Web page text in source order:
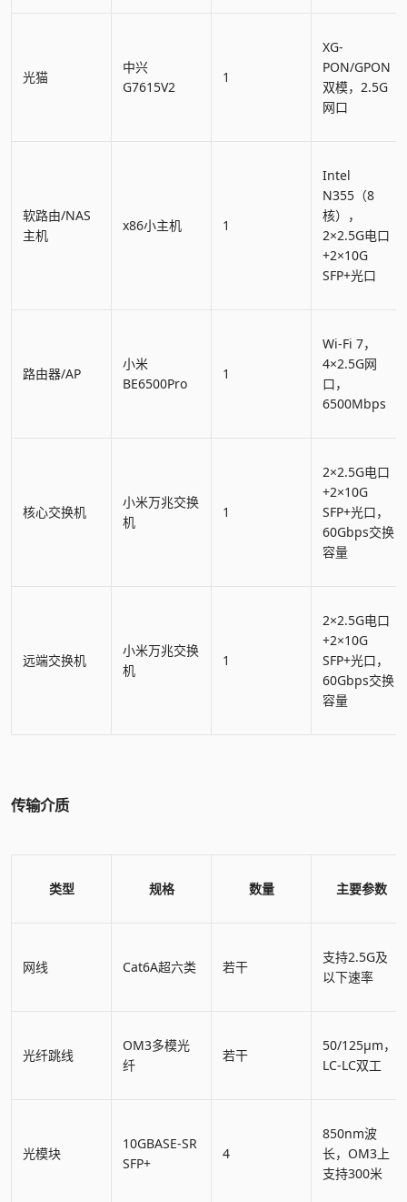
光猫
中兴
G7615V2
1
XG-
PON/GPON
双模，2.5G
网口
软路由/NAS
主机
x86小主机 1
Intel
N355（8
核），
2×2.5G电口
+2×10G
SFP+光口
路由器/AP
小米
BE6500Pro
1
Wi-Fi 7，
4×2.5G网
口，
6500Mbps
核心交换机
小米万兆交换
机
1
2×2.5G电口
+2×10G
SFP+光口，
60Gbps交换
容量
远端交换机
小米万兆交换
机
1
2×2.5G电口
+2×10G
SFP+光口，
60Gbps交换
容量
传输介质
类型 规格 数量 主要参数
网线 Cat6A超六类 若干
支持2.5G及
以下速率
光纤跳线
OM3多模光
纤
若干
50/125μm，
LC-LC双工
光模块
10GBASE-SR
SFP+
4
850nm波
长，OM3上
支持300米